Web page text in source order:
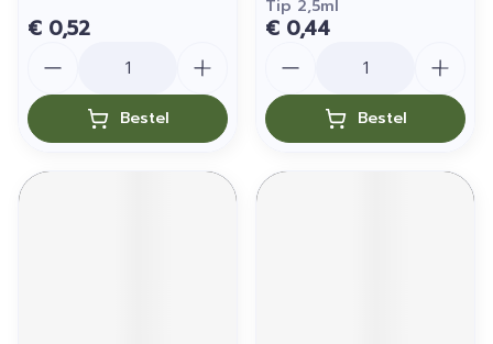
€ 0,52
Bestel
Tip 2,5ml
€ 0,44
Bestel